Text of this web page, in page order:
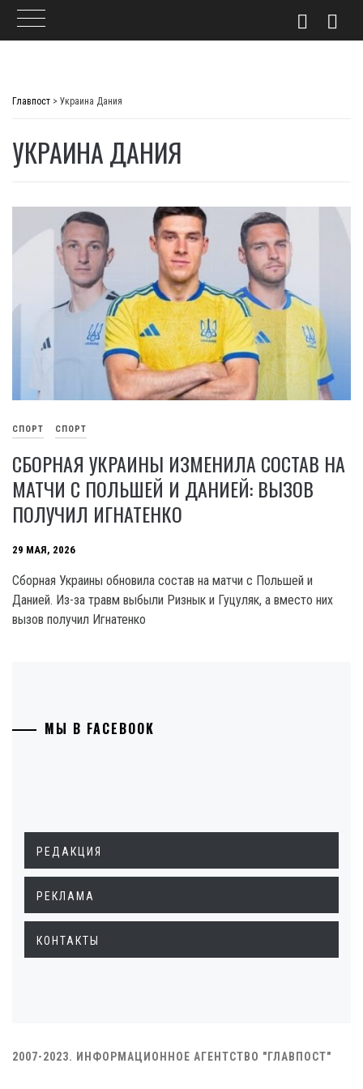
Главпост > Украина Дания
УКРАИНА ДАНИЯ
СПОРТ СПОРТ
СБОРНАЯ УКРАИНЫ ИЗМЕНИЛА СОСТАВ НА
МАТЧИ С ПОЛЬШЕЙ И ДАНИЕЙ: ВЫЗОВ
ПОЛУЧИЛ ИГНАТЕНКО
29 МАЯ, 2026
Сборная Украины обновила состав на матчи с Польшей и
Данией. Из-за травм выбыли Ризнык и Гуцуляк, а вместо них
вызов получил Игнатенко
МЫ В FACEBOOK
РЕДАКЦИЯ
РЕКЛАМА
КОНТАКТЫ
2007-2023. ИНФОРМАЦИОННОЕ АГЕНТСТВО "ГЛАВПОСТ"